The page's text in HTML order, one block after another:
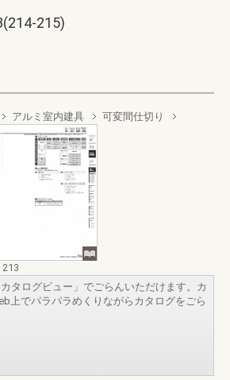
215)
アルミ室内建具 可変間仕切り
213
タログビュー」でごらんいただけます。カ
上でパラパラめくりながらカタログをごら